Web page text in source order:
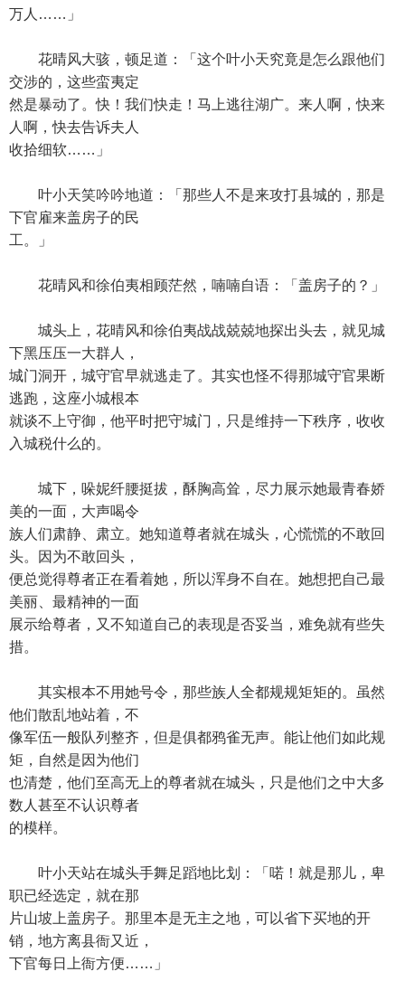
万人……」
花晴风大骇，顿足道：「这个叶小天究竟是怎么跟他们
交涉的，这些蛮夷定
然是暴动了。快！我们快走！马上逃往湖广。来人啊，快来
人啊，快去告诉夫人
收拾细软……」
叶小天笑吟吟地道：「那些人不是来攻打县城的，那是
下官雇来盖房子的民
工。」
花晴风和徐伯夷相顾茫然，喃喃自语：「盖房子的？」
城头上，花晴风和徐伯夷战战兢兢地探出头去，就见城
下黑压压一大群人，
城门洞开，城守官早就逃走了。其实也怪不得那城守官果断
逃跑，这座小城根本
就谈不上守御，他平时把守城门，只是维持一下秩序，收收
入城税什么的。
城下，哚妮纤腰挺拔，酥胸高耸，尽力展示她最青春娇
美的一面，大声喝令
族人们肃静、肃立。她知道尊者就在城头，心慌慌的不敢回
头。因为不敢回头，
便总觉得尊者正在看着她，所以浑身不自在。她想把自己最
美丽、最精神的一面
展示给尊者，又不知道自己的表现是否妥当，难免就有些失
措。
其实根本不用她号令，那些族人全都规规矩矩的。虽然
他们散乱地站着，不
像军伍一般队列整齐，但是俱都鸦雀无声。能让他们如此规
矩，自然是因为他们
也清楚，他们至高无上的尊者就在城头，只是他们之中大多
数人甚至不认识尊者
的模样。
叶小天站在城头手舞足蹈地比划：「喏！就是那儿，卑
职已经选定，就在那
片山坡上盖房子。那里本是无主之地，可以省下买地的开
销，地方离县衙又近，
下官每日上衙方便……」